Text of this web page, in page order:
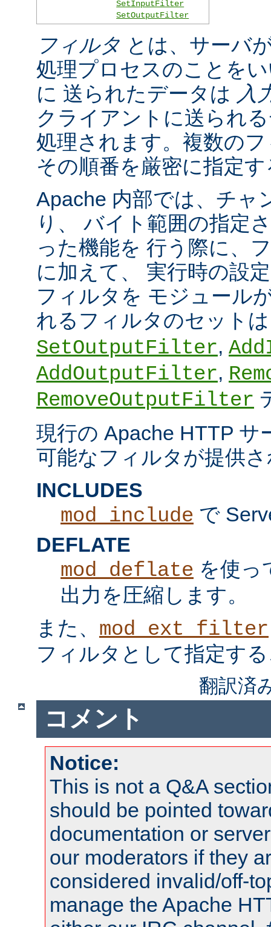
SetInputFilter
SetOutputFilter
フィルタ とは、サーバ
処理プロセスのことを
に 送られたデータは 入
クライアントに送られ
処理されます。複数の
その順番を厳密に指定
Apache 内部では、チャ
り、 バイト範囲の指定
った機能を 行う際に、
に加えて、 実行時の設
フィルタを モジュール
れるフィルタのセット
SetOutputFilter,
AddOutputFilter,
RemoveOutputFilter
現行の Apache HTTP サ
可能なフィルタが提供
INCLUDES
mod_include で
DEFLATE
mod_deflate を使っ
出力を圧縮します。
また、 mod_ext_filter
フィルタとして指定す
翻訳済
コメント
Notice:
This is not a Q&A
should be pointed
documentation or
our moderators if they
considered invalid/off-
manage the Apache